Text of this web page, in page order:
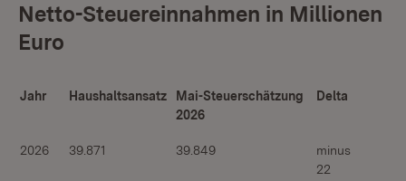
Netto-Steuereinnahmen in Millionen
Euro
Jahr Haushaltsansatz
Mai-Steuerschätzung
2026
Delta
2026 39.871 39.849
minus
22